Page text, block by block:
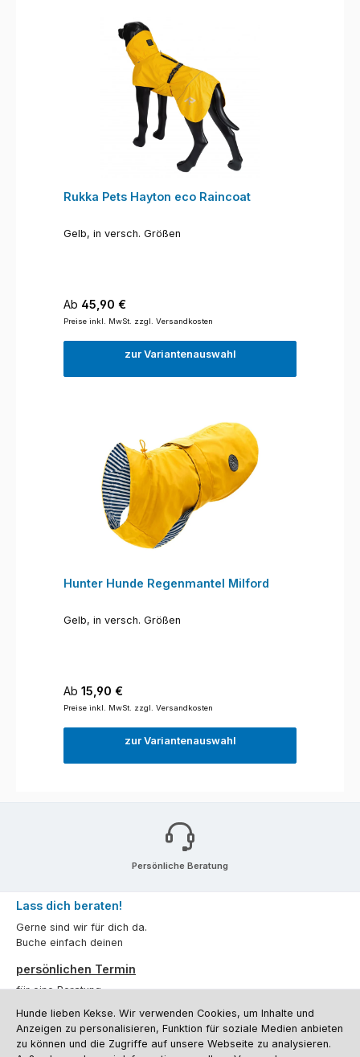
Rukka Pets Hayton eco Raincoat
Gelb, in versch. Größen
Regulärer Preis:
Ab 45,90 €
Preise inkl. MwSt. zzgl. Versandkosten
zur Variantenauswahl
Hunter Hunde Regenmantel Milford
Gelb, in versch. Größen
Regulärer Preis:
Ab 15,90 €
Preise inkl. MwSt. zzgl. Versandkosten
zur Variantenauswahl
Persönliche Beratung
Lass dich beraten!
Gerne sind wir für dich da.
Buche einfach deinen
persönlichen Termin
für eine Beratung.
Oder über unserKontaktformular.
Hunde lieben Kekse. Wir verwenden Cookies, um Inhalte und
Anzeigen zu personalisieren, Funktion für soziale Medien anbieten
zu können und die Zugriffe auf unsere Webseite zu analysieren.